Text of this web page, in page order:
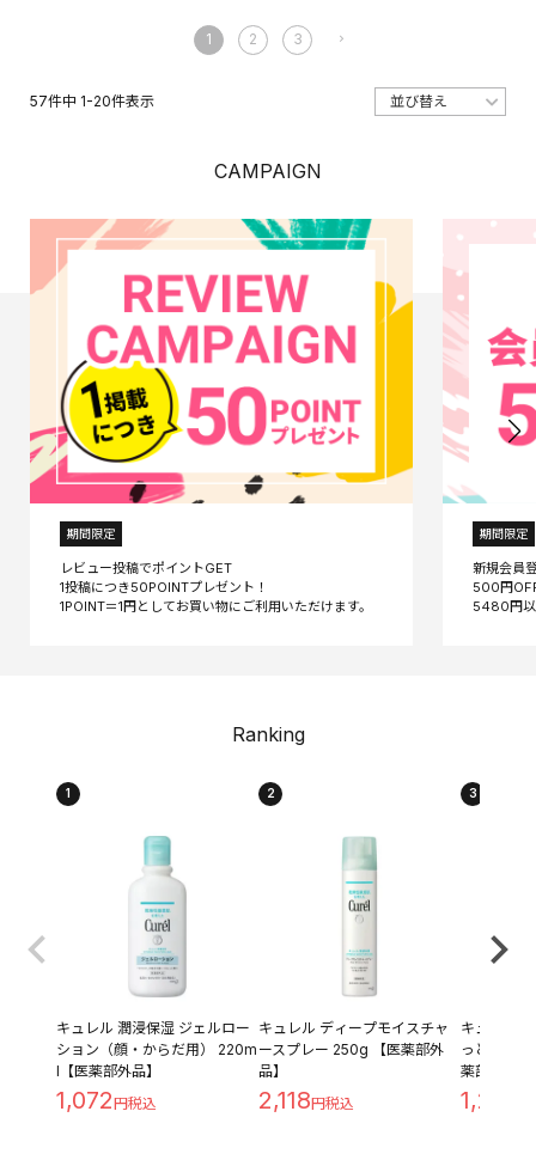
57件中 1-20件表示
1 2 3
CAMPAIGN
期間限定
レビュー投稿でポイントGET
1投稿につき50POINTプレゼント！
期間限定
新規会員
500円
Ranking
1
キュレル 潤浸保湿 ジェルロー
ション（顔・からだ用） 220m
l【医薬部外品】
1,072
2
キュレル ディープモイスチャ
ースプレー 250g 【医薬部外
品】
2,118
3
キュレル
っとり つ
薬部外品】
1,209